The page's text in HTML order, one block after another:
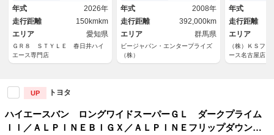
フォグランプ／スマートキー／
トヨタセーフティセンス／ＡＣ
１００Ｖ
年式
2026年
走行距離
150kmkm
エリア
愛知県
ＧＲ８ ＳＴＹＬＥ 春日井ハイ
エース専門店
ン Ｗエアバック
年式
2008年
走行距離
392,000km
エリア
群馬県
ビージャパン・エンタープライズ
（株）
ヘッドランプ
前後クリアラ
セグナビ／ド
年式
走行距離
エリア
（株）ＫＳフ
ース名古屋店
UP トヨタ
ハイエースバン ロングワイドスーパーＧＬ ダークプライム
ＩＩ／ＡＬＰＩＮＥＢＩＧＸ／ＡＬＰＩＮＥフリップダウン／